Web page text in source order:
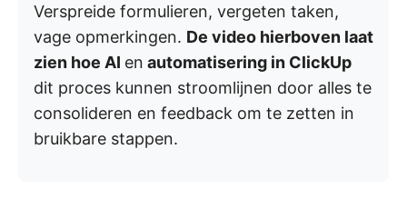
Verspreide formulieren, vergeten taken,
vage opmerkingen. De video hierboven laat
zien hoe AI en automatisering in ClickUp
dit proces kunnen stroomlijnen door alles te
consolideren en feedback om te zetten in
bruikbare stappen.